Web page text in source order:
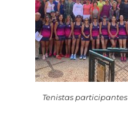
Tenistas participantes